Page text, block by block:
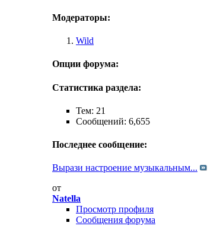
Модераторы:
Wild
Опции форума:
Статистика раздела:
Тем: 21
Сообщений: 6,655
Последнее сообщение:
Вырази настроение музыкальным...
от
Natella
Просмотр профиля
Сообщения форума